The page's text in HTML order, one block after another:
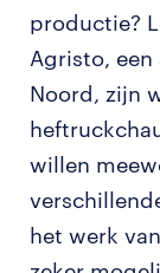
productie?
Agristo,
Noord, zijn
willen
het werk